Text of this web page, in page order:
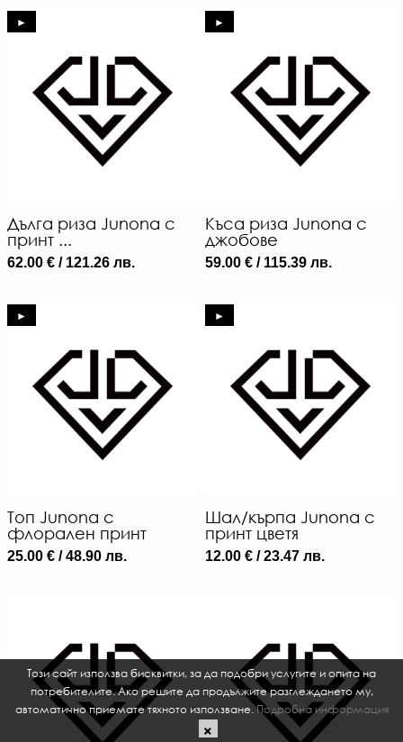
Този сайт използва бисквитки, за да подобри услугите и опита на
потребителите. Ако решите да продължите разглеждането му,
автоматично приемате тяхното използване.Подробна информация
►
Дълга риза Junona с
принт ...
62.00 € / 121.26 лв.
►
Къса риза Junona с
джобове
59.00 € / 115.39 лв.
►
Топ Junona с
флорален принт
25.00 € / 48.90 лв.
►
Шал/кърпа Junona с
принт цветя
12.00 € / 23.47 лв.